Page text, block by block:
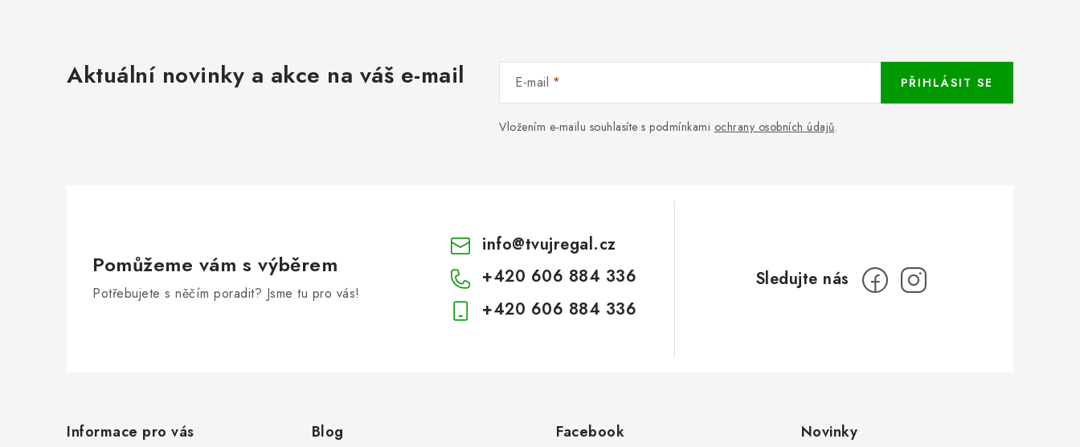
Aktuální novinky a akce na váš e-mail E-mail
Vložením e-mailu souhlasíte s podmínkami ochrany osobních údajů.
PŘIHLÁSIT SE
Pomůžeme vám s výběrem
Potřebujete s něčím poradit? Jsme tu pro vás!
info@tvujregal.cz
+420 606 884 336
+420 606 884 336
Informace pro vás Blog Facebook Novinky